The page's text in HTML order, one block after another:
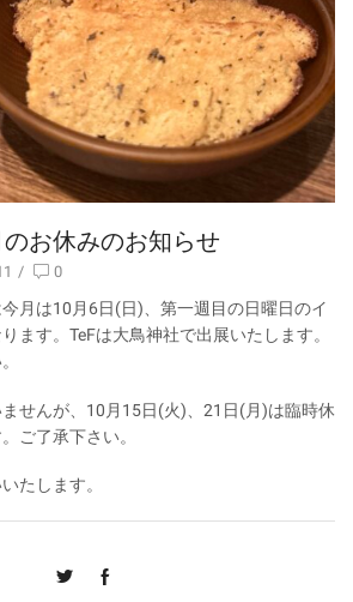
お休みのお知らせ
/ 0
月は10月6日(日)、第一週目の日曜日のイ
ます。TeFは大鳥神社で出展いたします。
せんが、10月15日(火)、21日(月)は臨時休
ご了承下さい。
たします。